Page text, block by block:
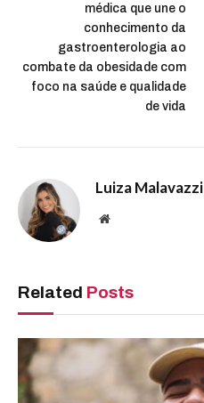
médica que une o
conhecimento da
gastroenterologia ao
combate da obesidade com
foco na saúde e qualidade
de vida
Luiza Malavazzi
Website
Related Posts